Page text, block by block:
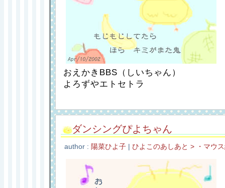
おえかきBBS（しいちゃん）
よろずやエトセトラ
ダンシングぴよちゃん
author : 陽菜ひよ子 ひよこのあしあと > ・マウ